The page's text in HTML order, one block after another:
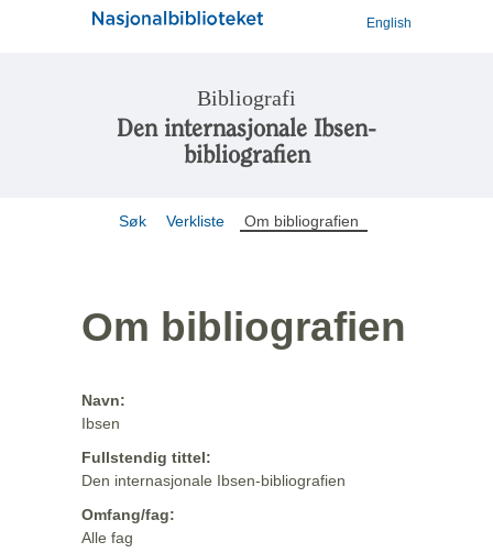
English
Bibliografi
Den internasjonale Ibsen-
bibliografien
Søk Verkliste Om bibliografien
Om bibliografien
Navn:
Ibsen
Fullstendig tittel:
Den internasjonale Ibsen-bibliografien
Omfang/fag:
Alle fag